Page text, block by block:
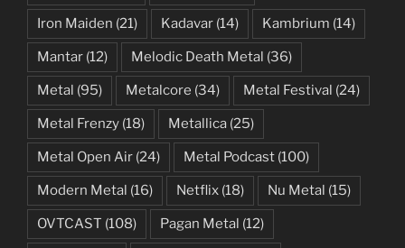
Iron Maiden (21) Kadavar (14) Kambrium (14)
Mantar (12) Melodic Death Metal (36)
Metal (95) Metalcore (34) Metal Festival (24)
Metal Frenzy (18) Metallica (25)
Metal Open Air (24) Metal Podcast (100)
Modern Metal (16) Netflix (18) Nu Metal (15)
OVTCAST (108) Pagan Metal (12)